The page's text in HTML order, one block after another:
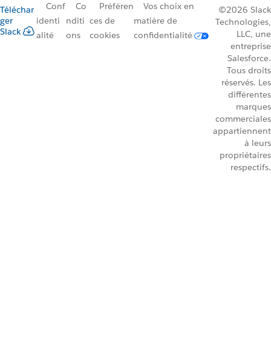
Téléchar
ger
Slack
Conf
identi
alité
Co
nditi
ons
Préféren
ces de
cookies
Vos choix en
matière de
confidentialité
©2026 Slack
Technologies,
LLC, une
entreprise
Salesforce.
Tous droits
réservés. Les
différentes
marques
commerciales
appartiennent
à leurs
propriétaires
respectifs.